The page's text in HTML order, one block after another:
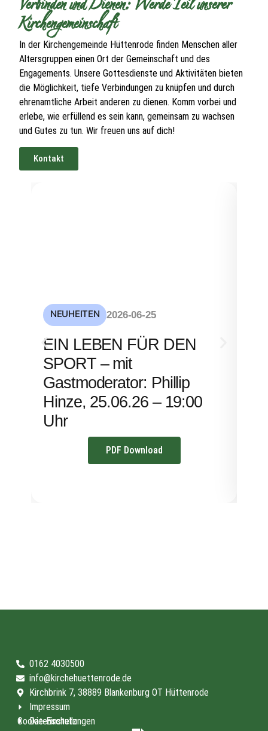
Verbinden und Dienen: Werde Teil unserer
Kirchengemeinschaft
In der Kirchengemeinde Hüttenrode finden Menschen aller
Altersgruppen einen Ort der Gemeinschaft und des
Engagements. Unsere Gottesdienste und Aktivitäten bieten
die Möglichkeit, tiefe Verbindungen zu knüpfen und durch
ehrenamtliche Arbeit anderen zu dienen. Komm vorbei und
erlebe, wie erfüllend es sein kann, gemeinsam zu wachsen
und Gutes zu tun. Wir freuen uns auf dich!
Kontakt
NEUHEITEN 2026-06-25
EIN LEBEN FÜR DEN
SPORT – mit
Gastmoderator: Phillip
Hinze, 25.06.26 – 19:00
Uhr
PDF Download
0162 4030500
info@kirchehuettenrode.de
Kirchbrink 7, 38889 Blankenburg OT Hüttenrode
Impressum
Datenschutz
Cookie-Einstellungen